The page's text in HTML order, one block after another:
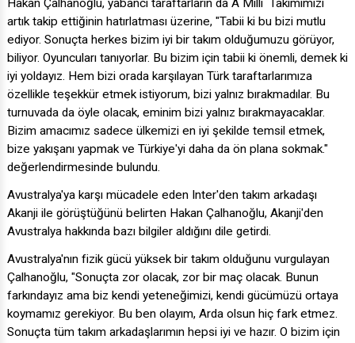
Hakan Çalhanoğlu, yabancı taraftarların da A Milli Takımımızı
artık takip ettiğinin hatırlatması üzerine, "Tabii ki bu bizi mutlu
ediyor. Sonuçta herkes bizim iyi bir takım olduğumuzu görüyor,
biliyor. Oyuncuları tanıyorlar. Bu bizim için tabii ki önemli, demek ki
iyi yoldayız. Hem bizi orada karşılayan Türk taraftarlarımıza
özellikle teşekkür etmek istiyorum, bizi yalnız bırakmadılar. Bu
turnuvada da öyle olacak, eminim bizi yalnız bırakmayacaklar.
Bizim amacımız sadece ülkemizi en iyi şekilde temsil etmek,
bize yakışanı yapmak ve Türkiye'yi daha da ön plana sokmak."
değerlendirmesinde bulundu.
Avustralya'ya karşı mücadele eden Inter'den takım arkadaşı
Akanji ile görüştüğünü belirten Hakan Çalhanoğlu, Akanji'den
Avustralya hakkında bazı bilgiler aldığını dile getirdi.
Avustralya'nın fizik gücü yüksek bir takım olduğunu vurgulayan
Çalhanoğlu, "Sonuçta zor olacak, zor bir maç olacak. Bunun
farkındayız ama biz kendi yeteneğimizi, kendi gücümüzü ortaya
koymamız gerekiyor. Bu ben olayım, Arda olsun hiç fark etmez.
Sonuçta tüm takım arkadaşlarımın hepsi iyi ve hazır. O bizim için